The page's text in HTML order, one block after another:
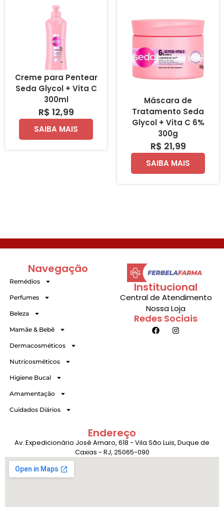
Creme para Pentear
Seda Glycol + Vita C
300ml
R$ 12,99
SAIBA MAIS
Máscara de
Tratamento Seda
Glycol + Vita C 6%
300g
R$ 21,99
SAIBA MAIS
Institucional
Central de Atendimento
Nossa Loja
Redes Sociais
Navegação
Remédios
Perfumes
Beleza
Mamãe & Bebê
Dermacosméticos
Nutricosméticos
Higiene Bucal
Amamentação
Cuidados Diários
Endereço
Av. Expedicionário José Amaro, 618 - Vila São Luis, Duque de
Caxias - RJ, 25065-090